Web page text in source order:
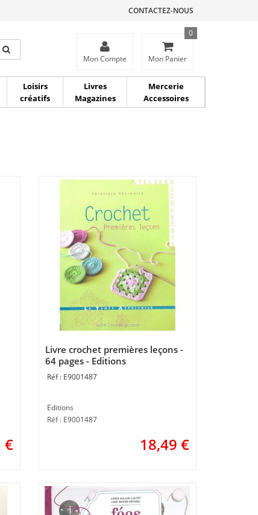
CONTACTEZ-NOUS
Mon Compte Mon Panier
0
Loisirs
créatifs
Livres
Magazines
Mercerie
Accessoires
€
Livre crochet premières leçons -
64 pages - Editions
E9001487
Editions
Réf : E9001487
18,49 €